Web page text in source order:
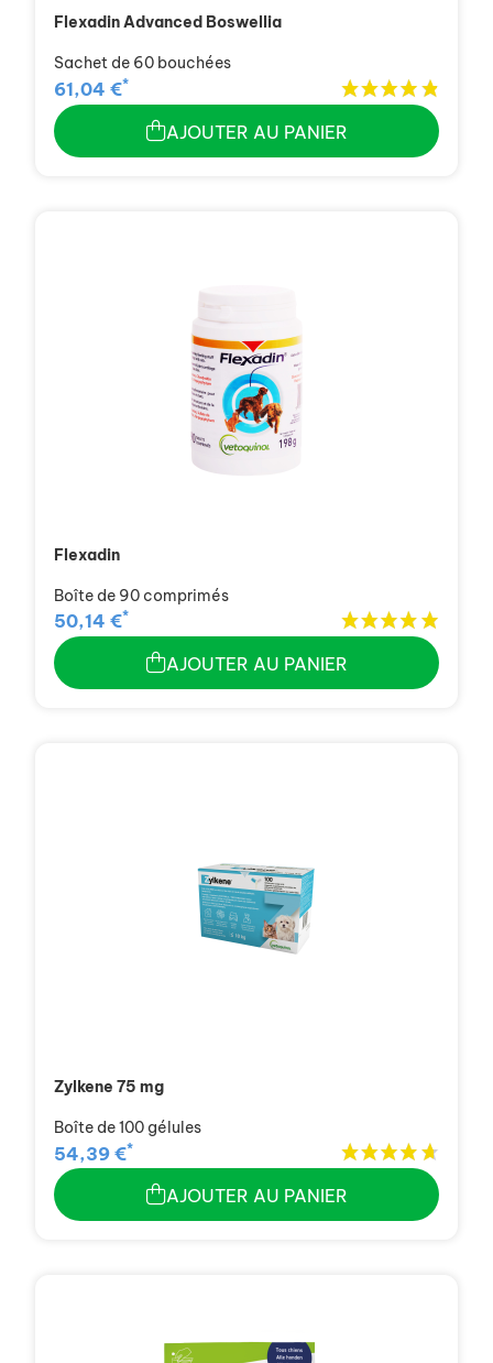
Flexadin Advanced Boswellia
Sachet de 60 bouchées
61,04 €*
AJOUTER AU PANIER
Flexadin
Boîte de 90 comprimés
50,14 €*
AJOUTER AU PANIER
Zylkene 75 mg
Boîte de 100 gélules
54,39 €*
AJOUTER AU PANIER